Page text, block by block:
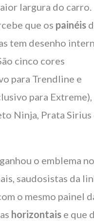
largura do carro.
que os painéis
tem desenho
cinco cores
para Trendline e
para Extreme),
Ninja, Prata Sirius
o emblema
saudosistas da
o mesmo painel
horizontais e que